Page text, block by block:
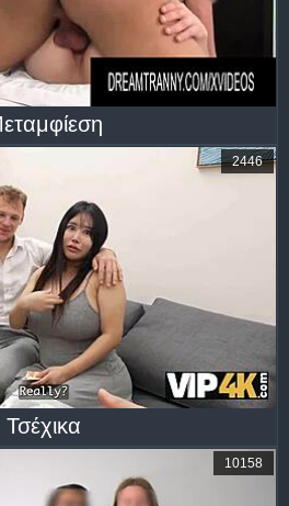
2446
Τσέχικα
10158